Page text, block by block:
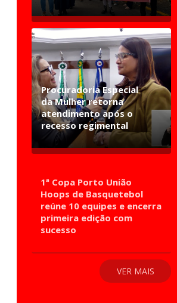
Procuradoria Especial
da Mulher retorna
atendimento após o
recesso regimental
1ª Copa Porto União
Hoops de Basquetebol
reúne 10 equipes e encerra
primeira edição com
sucesso
VER MAIS